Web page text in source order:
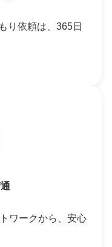
り依頼は、365日
ワークから、安心